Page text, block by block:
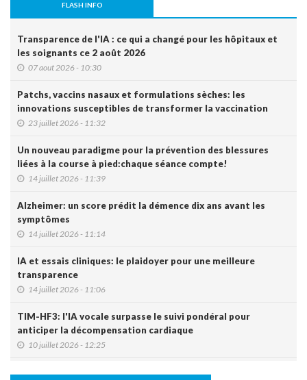
FLASH INFO
Transparence de l'IA : ce qui a changé pour les hôpitaux et
les soignants ce 2 août 2026
07 aout 2026 - 10:30
Patchs, vaccins nasaux et formulations sèches: les
innovations susceptibles de transformer la vaccination
23 juillet 2026 - 11:32
Un nouveau paradigme pour la prévention des blessures
liées à la course à pied:chaque séance compte!
14 juillet 2026 - 11:39
Alzheimer: un score prédit la démence dix ans avant les
symptômes
14 juillet 2026 - 11:14
IA et essais cliniques: le plaidoyer pour une meilleure
transparence
14 juillet 2026 - 11:06
TIM-HF3: l'IA vocale surpasse le suivi pondéral pour
anticiper la décompensation cardiaque
10 juillet 2026 - 12:25
Le Luxembourg se prépare à l'entrée en vigueur de l'Espace